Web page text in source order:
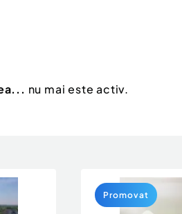
nu mai este activ.
Promovat